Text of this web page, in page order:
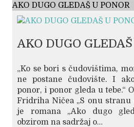
AKO DUGO GLEDAŠ U PONOR
AKO DUGO
„Ko se bori s čudovištima,
ne postane čudovište. I
ponor, i ponor gleda u tebe.“
Fridriha Ničea „S onu stranu
je romana „Ako dugo
obzirom na sadržaj o...